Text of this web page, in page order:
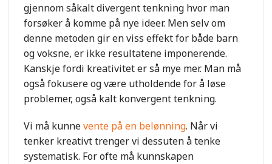
gjennom såkalt divergent tenkning hvor man
forsøker å komme på nye ideer. Men selv om
denne metoden gir en viss effekt for både barn
og voksne, er ikke resultatene imponerende.
Kanskje fordi kreativitet er så mye mer. Man må
også fokusere og være utholdende for å løse
problemer, også kalt konvergent tenkning.
Vi må kunnevente på en belønning. Når vi
tenker kreativt trenger vi dessuten å tenke
systematisk. For ofte må kunnskapen